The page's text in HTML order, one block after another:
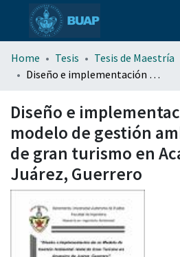
menu.section.about_menu
Home Tesis
Tesis de Maestría
Diseño e implementación de un modelo de gestión ambiental. Hotel de gran turismo en Acapulco de Juárez, Guerrero
Diseño e
modelo de gestión
de gran turismo en
Juárez, Guerrero